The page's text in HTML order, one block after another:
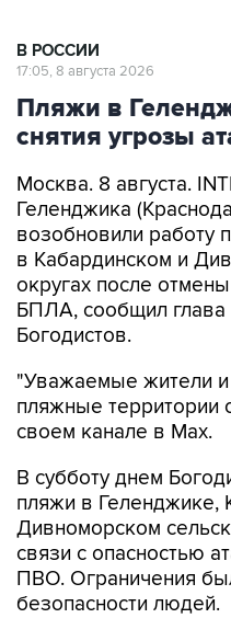
В РОССИИ
17:05, 8 августа 2026
Пляжи в
снятия угрозы
Москва. 8 августа.
Геленджика
возобновили работу
в Кабардинском и
округах после
БПЛА, сообщил глава
Богодистов.
"Уважаемые жители и
пляжные территории
своем канале в Max.
В субботу днем
пляжи в Геленджике,
Дивноморском
связи с опасностью
ПВО. Ограничения
безопасности людей.